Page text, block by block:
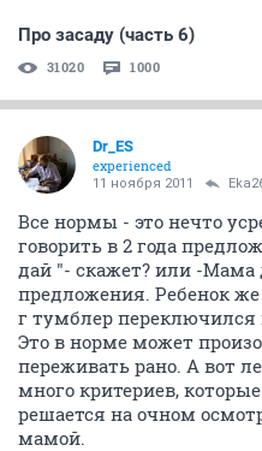
Про засаду (часть 6)
31020 1000
Dr_ES
experienced
11 ноября 2011
Все нормы - это нечто
говорить в 2 года
дай "- скажет? или -Мама
предложения. Ребенок
г тумблер переключился
Это в норме может
переживать рано. А вот
много критериев,
решается на очном
мамой.